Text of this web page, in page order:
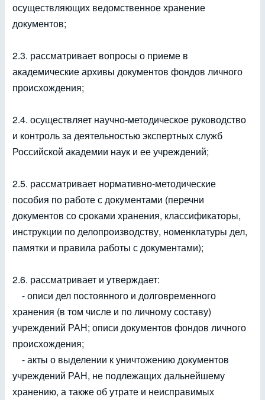
осуществляющих ведомственное хранение
документов;
2.3. рассматривает вопросы о приеме в
академические архивы документов фондов личного
происхождения;
2.4. осуществляет научно-методическое руководство
и контроль за деятельностью экспертных служб
Российской академии наук и ее учреждений;
2.5. рассматривает нормативно-методические
пособия по работе с документами (перечни
документов со сроками хранения, классификаторы,
инструкции по делопроизводству, номенклатуры дел,
памятки и правила работы с документами);
2.6. рассматривает и утверждает:
- описи дел постоянного и долговременного
хранения (в том числе и по личному составу)
учреждений РАН; описи документов фондов личного
происхождения;
- акты о выделении к уничтожению документов
учреждений РАН, не подлежащих дальнейшему
хранению, а также об утрате и неисправимых